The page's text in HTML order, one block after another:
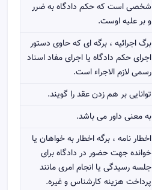
شخصی است که حکم دادگاه به ضرر
و بر علیه اوست.
برگ اجرائیه ، برگه ای که حاوی دستور
اجرای حکم دادگاه یا اجرای مفاد اسناد
رسمی لازم الاجراء است.
توانایی بر هم زدن عقد را گویند.
به معنی داور می باشد.
اخطار نامه ، برگه اخطار به خواهان یا
خوانده جهت حضور در دادگاه برای
جلسه رسیدگی یا انجام امری مانند
پرداخت هزینه کارشناس و غیره.